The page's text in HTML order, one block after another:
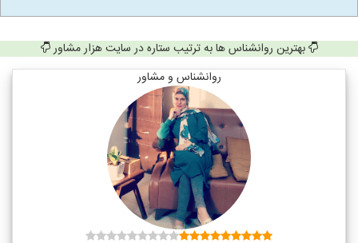
بهترین روانشناس ها به ترتیب ستاره در سایت هزار مشاور
روانشناس و مشاور